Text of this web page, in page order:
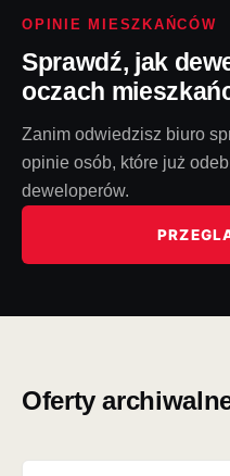
OPINIE MIESZKAŃCÓW
Sprawdź, jak
oczach
Zanim odwiedzisz biuro
opinie osób, które już
deweloperów.
Oferty